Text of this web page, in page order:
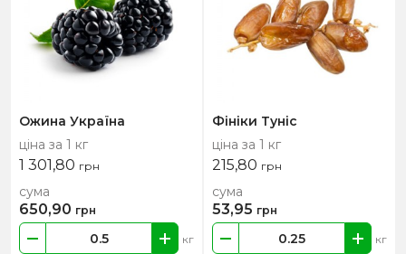
Ожина Україна
ціна за 1 кг
1 301,80 грн
кг
сума
650,90 грн
Фініки Туніс
ціна за 1 кг
215,80 грн
кг
сума
53,95 грн